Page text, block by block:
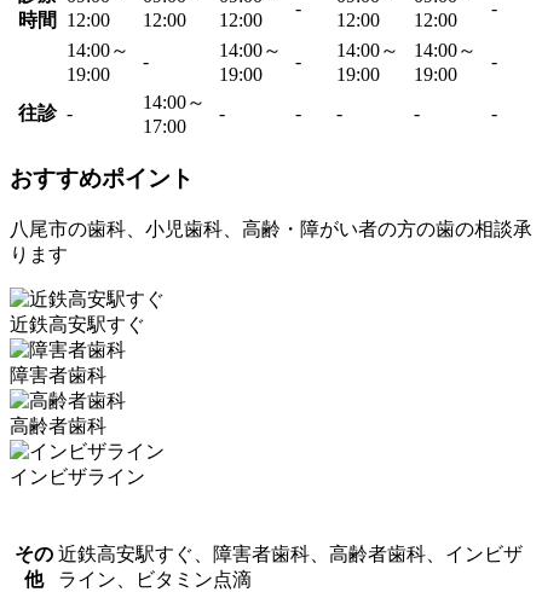
時間
12:00
12:00
12:00
-
12:00
12:00
-
14:00～
19:00
-
14:00～
19:00
-
14:00～
19:00
14:00～
19:00
-
往診 -
14:00～
17:00
- - - - -
おすすめポイント
八尾市の歯科、小児歯科、高齢・障がい者の方の歯の相談承
ります
近鉄高安駅すぐ
障害者歯科
高齢者歯科
インビザライン
その
他
近鉄高安駅すぐ、障害者歯科、高齢者歯科、インビザ
ライン、ビタミン点滴